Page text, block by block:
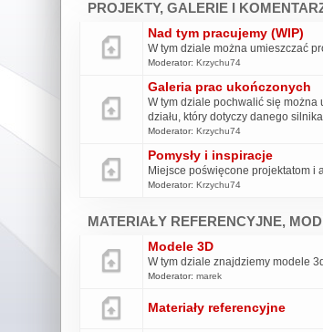
PROJEKTY, GALERIE I
Nad tym pracujemy (WIP)
W tym dziale można umieszczać
Moderator:Krzychu74
Galeria prac ukończonych
W tym dziale pochwalić się
działu, który dotyczy danego
Moderator:Krzychu74
Pomysły i inspiracje
Miejsce poświęcone projektatom i
Moderator:Krzychu74
MATERIAŁY REFERENCYJNE,
Modele 3D
W tym dziale znajdziemy modele
Moderator:marek
Materiały referencyjne